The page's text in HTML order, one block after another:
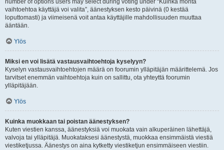
number of options users may select during voting under “Kuinka monta
vaihtoehtoa käyttäjä voi valita”, äänestyksen kesto päivinä (0 kestää
loputtomasti) ja viimeisenä voit antaa käyttäjille mahdollisuuden muuttaa
ääntään.
Ylös
Miksi en voi lisätä vastausvaihtoehtoja kyselyyn?
Kyselyn vastausvaihtoehtojen määrä on foorumin ylläpitäjän määrittelemä. Jos
tarvitset enemmän vaihtoehtoja kuin on sallittu, ota yhteyttä foorumin
ylläpitäjään.
Ylös
Kuinka muokkaan tai poistan äänestyksen?
Kuten viestien kanssa, äänestyksiä voi muokata vain alkuperäinen lähettäjä,
valvoja tai ylläpitäjä. Muokataksesi äänestystä, muokkaa ensimmäistä viestiä
viestiketjussa. Äänestys on aina kytketty viestiketjun ensimmäiseen viestiin.